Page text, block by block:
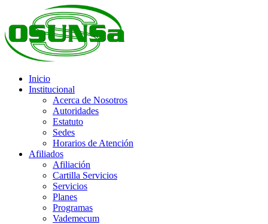
Inicio
Institucional
Acerca de Nosotros
Autoridades
Estatuto
Sedes
Horarios de Atención
Afiliados
Afiliación
Cartilla Servicios
Servicios
Planes
Programas
Vademecum